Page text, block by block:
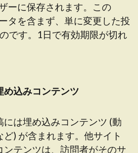
ーに保存されます。この
タを含まず、単に変更した投
です。1日で有効期限が切れ
め込みコンテンツ
には埋め込みコンテンツ (動
) が含まれます。他サイト
ンテンツは、訪問者がそのサ